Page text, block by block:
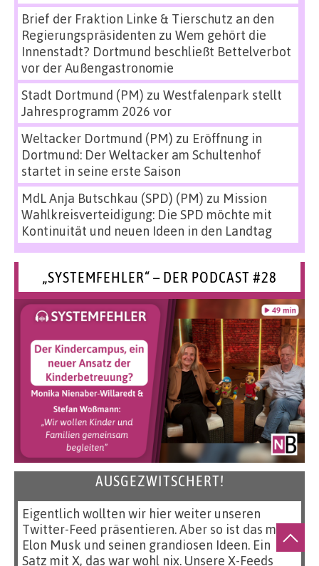
Brief der Fraktion Linke & Tierschutz an den
Regierungspräsidenten zu Wem gehört die
Innenstadt? Dortmund beschließt Bettelverbot
vor der Außengastronomie
Stadt Dortmund (PM) zu Westfalenpark stellt
Jahresprogramm 2026 vor
Weltacker Dortmund (PM) zu Eröffnung in
Dortmund: Der Weltacker am Schultenhof
startet in seine erste Saison
MdL Anja Butschkau (SPD) (PM) zu Mission
Wahlkreisverteidigung: Die SPD möchte mit
Kontinuität und neuen Ideen in den Landtag
„SYSTEMFEHLER“ – DER PODCAST #28
AUSGEZWITSCHERT!
Eigentlich wollten wir hier weiter unseren
Twitter-Feed präsentieren. Aber so ist das mit
Elon Musk und seinen grandiosen Ideen. Ein
Satz mit X, das war wohl nix. Unsere X-Feeds